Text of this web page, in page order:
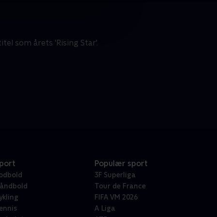
som årets 'Rising Star'.
Populær sport
3F Superliga
Tour de France
FIFA VM 2026
A Liga